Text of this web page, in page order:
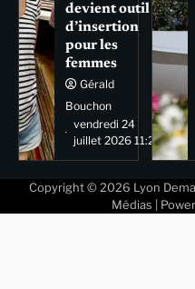
devient outil
d’insertion
pour les
femmes
Gérald
Bouchon
vendredi 24
juillet 2026 11:29
Copyright © 2026 Lyon
Médias |